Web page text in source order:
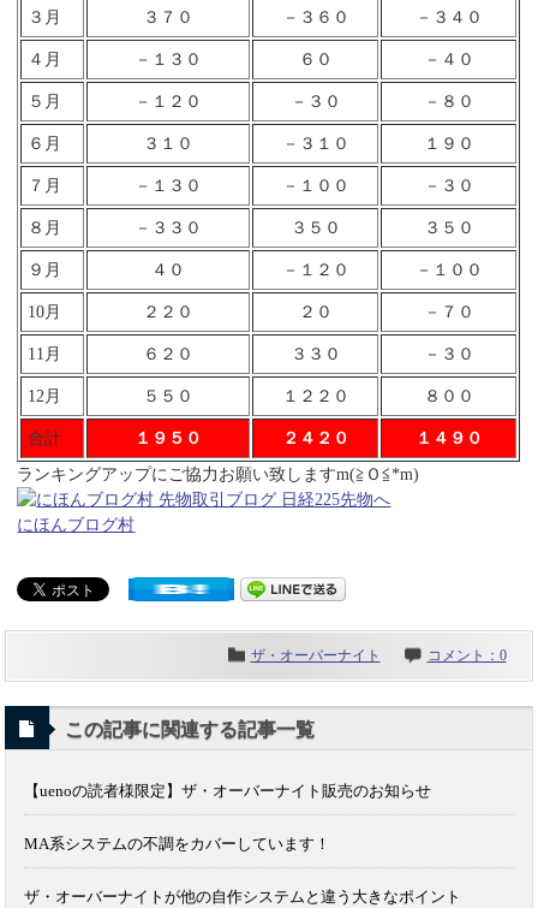
３月 ３７０ －３６０ －３４０
４月 －１３０ ６０ －４０
５月 －１２０ －３０ －８０
６月 ３１０ －３１０ １９０
７月 －１３０ －１００ －３０
８月 －３３０ ３５０ ３５０
９月 ４０ －１２０ －１００
10月 ２２０ ２０ －７０
11月 ６２０ ３３０ －３０
12月 ５５０ １２２０ ８００
合計 １９５０ ２４２０
１４９０
ランキングアップにご協力お願い致しますm(≧Ｏ≦*m)
にほんブログ村
ザ・オーバーナイト コメント：0
この記事に関連する記事一覧
【uenoの読者様限定】ザ・オーバーナイト販売のお知らせ
MA系システムの不調をカバーしています！
ザ・オーバーナイトが他の自作システムと違う大きなポイント